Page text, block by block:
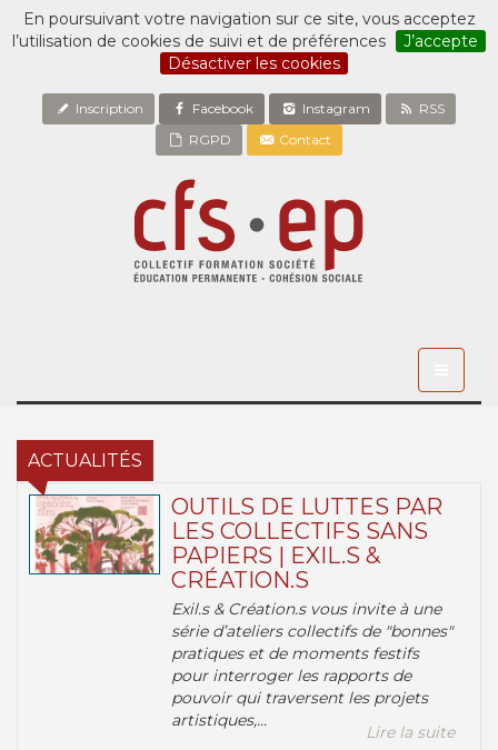
En poursuivant votre navigation sur ce site, vous acceptez
l’utilisation de cookies de suivi et de préférences
J’accepte
Désactiver les cookies
Inscription Facebook Instagram
RSS
RGPD
Contact
ACTUALITÉS
OUTILS DE LUTTES PAR
LES COLLECTIFS SANS
PAPIERS | EXIL.S &
CRÉATION.S
Exil.s & Création.s vous invite à une
série d’ateliers collectifs de "bonnes"
pratiques et de moments festifs
pour interroger les rapports de
pouvoir qui traversent les projets
artistiques,...
Lire la suite